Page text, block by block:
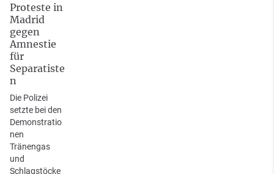
Proteste in
Madrid
gegen
Amnestie
für
Separatiste
n
Die Polizei
setzte bei den
Demonstratio
nen
Tränengas
und
Schlagstöcke